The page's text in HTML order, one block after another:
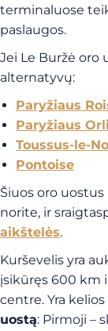
terminaluose
paslaugos.
Jei Le Buržė oro
alternatyvų:
Paryžiaus
Paryžiaus Orli
Toussus-le-
Pontoise
Šiuos oro
norite, ir
aikštelės.
Kurševelis yra
įsikūręs 600 km
centre. Yra
uostą: Pirmoji –